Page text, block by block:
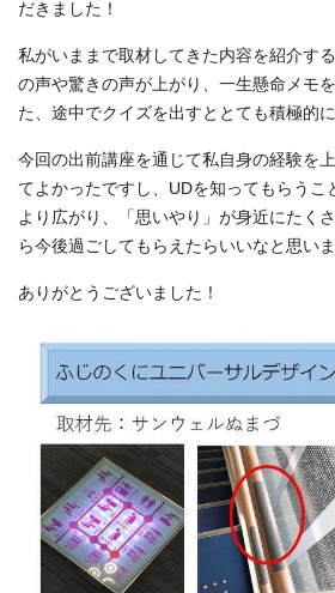
だきました！
私がいままで取材してきた内容を紹介す
の声や驚きの声が上がり、一生懸命メモ
た、途中でクイズを出すととても積極的
今回の出前講座を通じて私自身の経験を
てよかったですし、UDを知ってもらうこ
より広がり、「思いやり」が身近にたく
ら今後過ごしてもらえたらいいなと思いま
ありがとうございました！